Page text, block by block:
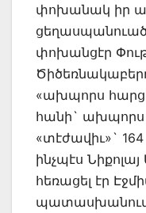
փոխանակ իր
փոխանցէր
«ախպորս
հանի` ախպորս
«տէժավիւ»`
ինչպէս
հեռացել էր
պատասխանում